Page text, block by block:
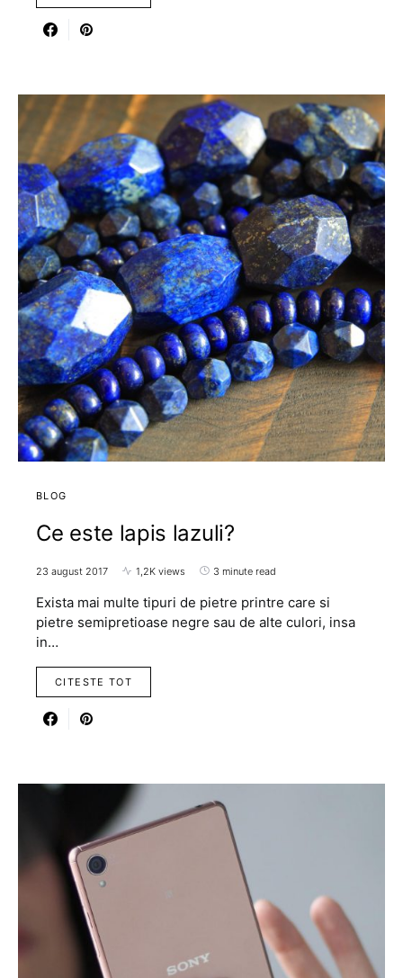
BLOG
Ce este lapis lazuli?
23 august 2017 1,2K views 3 minute read
Exista mai multe tipuri de pietre printre care si
pietre semipretioase negre sau de alte culori, insa
in…
CITESTE TOT